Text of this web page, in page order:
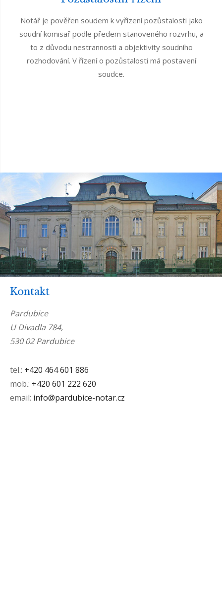
Notář je pověřen soudem k vyřízení pozůstalosti jako
soudní komisař podle předem stanoveného rozvrhu, a
to z důvodu nestrannosti a objektivity soudního
rozhodování. V řízení o pozůstalosti má postavení
soudce.
Kontakt
Pardubice
U Divadla 784,
530 02 Pardubice
tel.: +420 464 601 886
mob.: +420 601 222 620
email: info@pardubice-notar.cz